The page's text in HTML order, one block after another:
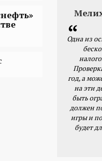
Одна из
год, а
на эти
быть
должен
игры и
будет